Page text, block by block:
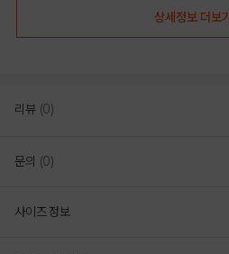
유지시켜주는 레트로 클래식 핏
상세정보 더보기
리뷰 (0)
문의 (0)
사이즈 정보